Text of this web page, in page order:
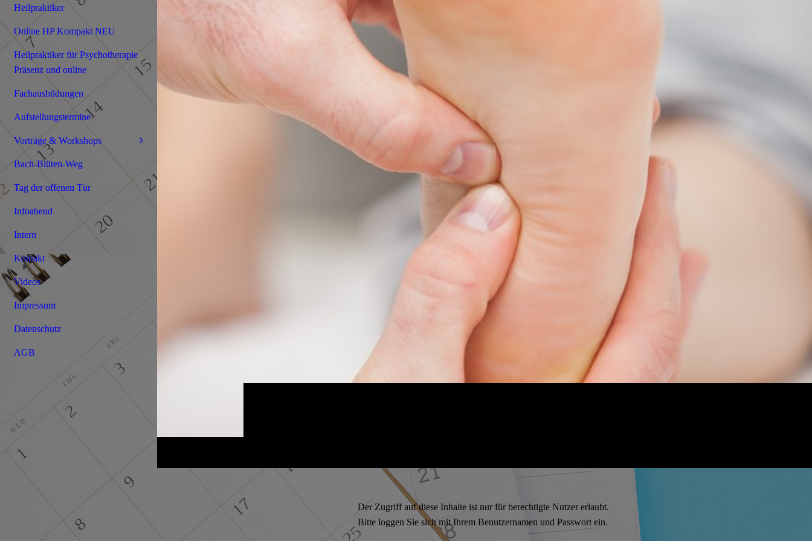
Der Zugriff auf diese Inhalte ist nur für berechtigte Nutzer erlaubt.
Bitte loggen Sie sich mit Ihrem Benutzernamen und Passwort ein.
Heilpraktiker
Online HP Kompakt NEU
Heilpraktiker für Psychotherapie
Präsenz und online
Fachausbildungen
Aufstellungstermine
Vorträge & Workshops
Bach-Blüten-Weg
Tag der offenen Tür
Infoabend
Intern
Kontakt
Videos
Impressum
Datenschutz
AGB